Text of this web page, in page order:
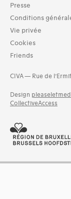
Hongrois (1)
Néerlandais (23)
Suédois (1)
Dates
1920 (53)
1922 (84)
1923 (96)
1924 (60)
1926 (101)
and 3 more
Presse
Conditions
Vie privée
Cookies
Friends
CIVA — Rue de
Design
CollectiveAccess